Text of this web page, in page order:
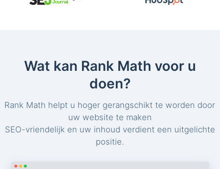
Wat kan Rank Math voor u
doen?
Rank Math helpt u hoger gerangschikt te worden door
uw website te maken
SEO-vriendelijk en uw inhoud verdient een uitgelichte
positie.